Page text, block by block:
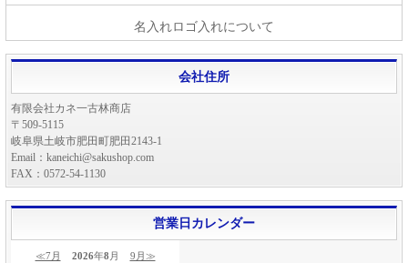
名入れロゴ入れについて
会社住所
有限会社カネ一古林商店
〒509-5115
岐阜県土岐市肥田町肥田2143-1
Email：kaneichi@sakushop.com
FAX：0572-54-1130
営業日カレンダー
≪7月 2026年8 月 9月≫